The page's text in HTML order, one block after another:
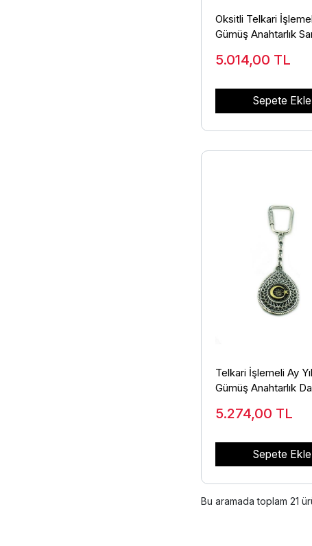
Oksitli Telkari
Gümüş Anahtarlık
5.014,00 TL
Sepete Ekle
Telkari İşlemeli Ay
Gümüş Anahtarlık
5.274,00 TL
Sepete Ekle
Bu aramada toplam 21